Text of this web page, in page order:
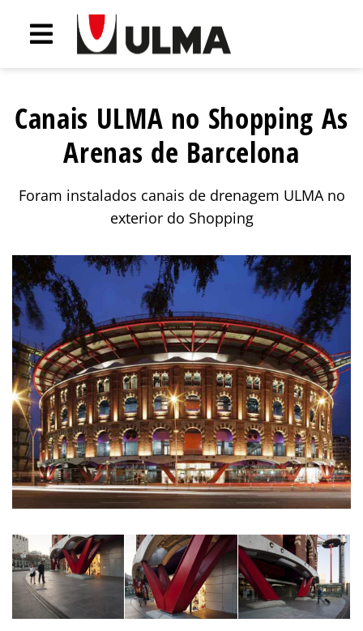
Canais ULMA no Shopping As
Arenas de Barcelona
Foram instalados canais de drenagem ULMA no
exterior do Shopping